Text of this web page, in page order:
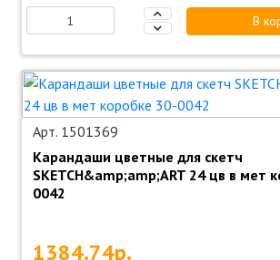
В
Арт. 1501369
Карандаши цветные для скетч
SKETCH&amp;amp;ART 24 цв в мет
0042
1384.74р.